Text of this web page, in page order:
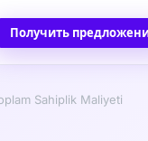
Получить
Sahiplik Maliyeti